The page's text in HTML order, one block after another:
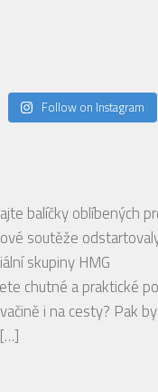
Follow on Instagram
balíčky oblíbených
soutěže
skupiny HMG
chutné a praktické
i na cesty? Pak
[…]